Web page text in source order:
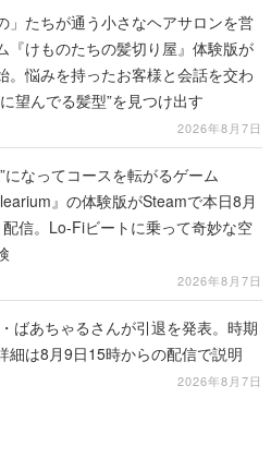
」たちが通う小さなヘアサロンを営
『けものたちの髪切り屋』体験版が
。悩みを持ったお客様と会話を交わ
望んでる髪型”を見つけ出す
2026年8月7日
になってコースを転がるゲーム
』の体験版がSteamで本日8月
信。Lo-Fiビートに乗って奇妙な空
2026年8月7日
ばあちゃるさんが引退を発表。時期
細は8月9日15時からの配信で説明
2026年8月7日